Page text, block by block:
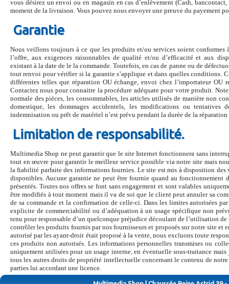
vous désirez un envoi ou en magasin en cas d’enlèvement (Cash,
moment de la livraison. Vous pouvez nous envoyer une preuve du payement
Garantie
Nous veillons toujours à ce que les produits et/ou services soient conformes
l’offre, aux exigences raisonnables de qualité et/ou d’efficacité et aux
existant à la date de le la commande. Toutefois, en cas de panne ou de
tout renvoi pour vérifier si la garantie s’applique et dans quelles conditions.
différentes telles que réparation OU échange, envoi chez l’importateur
Contactez nous pour connaitre la procédure adéquate pour votre produit.
normale des pièces, les consommables, les articles utilisés de manière non
domestique, les dommages accidentels, les modifications ou
indemnisation ou prêt de matériel n’est prévu pendant la durée de la
Limitation de responsabilité.
Multimedia Shop ne peut garantir que le site Internet fonctionnera sans
tout en œuvre pour garantir le meilleur service possible via notre site mais
la fiabilité parfaite des informations fournies. Le site est mis à disposition des
disponibles. Aucune garantie ne peut être fournie quand au
présentés. Toutes nos offres se font sans engagement et sont valables
être modifiés à tout moment mais il va de soi que le client peut annuler sa
de sa commande et la confirmation de celle-ci. Dans les limites autorisées
explicite de commerciabilité ou d’adéquation à un usage spécifique non
tenu pour responsable d’un quelconque préjudice découlant de l’utilisation
contrôler les produits fournis par nos fournisseurs et proposés sur notre site et
autorisé par les ayant-droit était proposé à la vente, nous excluons toute
ces produits non autorisés. Les informations personnelles transmises ou
uniquement utilisées pour un usage interne, en éventuelle sous-traitance mais
tous les autres droits de propriété intellectuelle concernant le contenu de
parties lui accordant une licence.